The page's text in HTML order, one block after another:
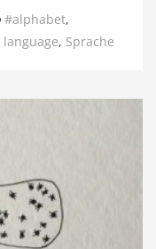
Tags
#alphabet,
language, Sprache